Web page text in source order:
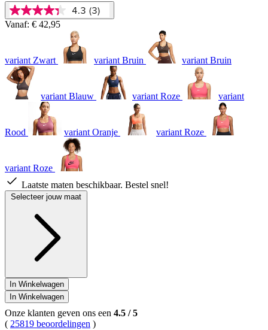
4.3
van
scorewaarde.
Read
3
Reviews.
Dezelfde
paginalink.
4.3 (3)
Vanaf: € 42,95
variant Zwart variant Bruin variant Bruin
variant Blauw variant Roze variant
Rood variant Oranje variant Roze
variant Roze
Laatste maten beschikbaar. Bestel snel!
Selecteer jouw maat
In Winkelwagen
In Winkelwagen
Onze klanten geven ons een 4.5 /5
( 25819 beoordelingen )